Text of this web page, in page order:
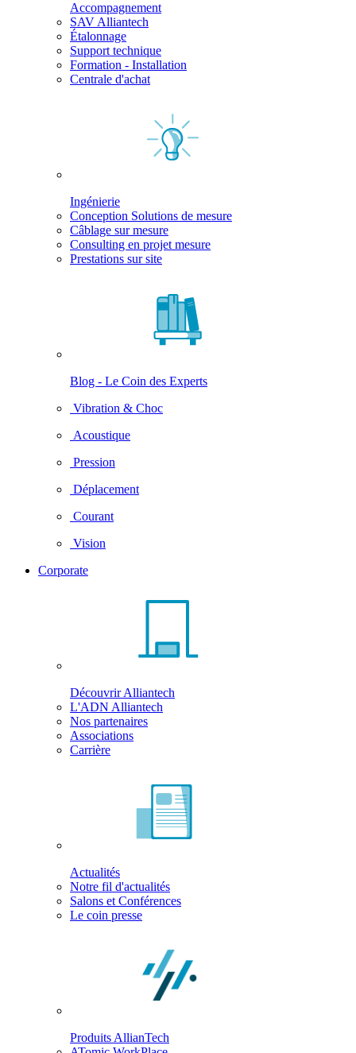
Accompagnement
SAV Alliantech
Étalonnage
Support technique
Formation - Installation
Centrale d'achat
Ingénierie
Conception Solutions de mesure
Câblage sur mesure
Consulting en projet mesure
Prestations sur site
Blog - Le Coin des Experts
Vibration & Choc
Acoustique
Pression
Déplacement
Courant
Vision
Corporate
Découvrir Alliantech
L'ADN Alliantech
Nos partenaires
Associations
Carrière
Actualités
Notre fil d'actualités
Salons et Conférences
Le coin presse
Produits AllianTech